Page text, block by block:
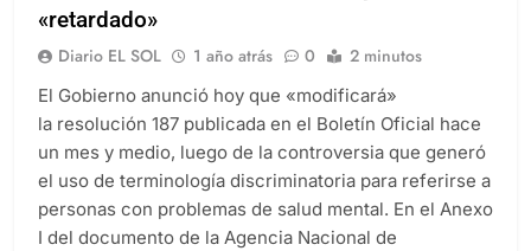
«retardado»
Diario EL SOL 1 año atrás 0 2 minutos
El Gobierno anunció hoy que «modificará»
la resolución 187 publicada en el Boletín Oficial hace
un mes y medio, luego de la controversia que generó
el uso de terminología discriminatoria para referirse a
personas con problemas de salud mental. En el Anexo
I del documento de la Agencia Nacional de